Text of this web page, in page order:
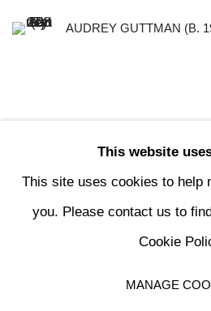
AUDREY GUTTMAN (B.
COPYRIGHT © 2024 KETABI BOURDET
This website
This site uses cookies to help
you. Please contact us to
Cookie
MANAGE